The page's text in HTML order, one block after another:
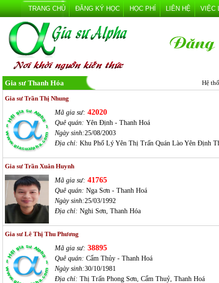
TRANG CHỦ ĐĂNG KÝ HỌC HỌC PHÍ LIÊN HỆ VIỆC
Gia sư Thanh Hóa Hệ
Gia sư Trần Thị Nhung
Mã gia sư: 42020
Quê quán: Yên Định - Thanh Hoá
Ngày sinh:25/08/2003
Địa chỉ: Khu Phố Lý Yên Thị Trấn Quán Lào Yên Định
Gia sư Trần Xuân Huynh
Mã gia sư: 41765
Quê quán: Nga Sơn - Thanh Hoá
Ngày sinh:25/03/1992
Địa chỉ: Nghi Sơn, Thanh Hóa
Gia sư Lê Thị Thu Phương
Mã gia sư: 38895
Quê quán: Cẩm Thủy - Thanh Hoá
Ngày sinh:30/10/1981
Địa chỉ: Thị Trấn Phong Sơn, Cẩm Thuỷ, Thanh Hoá